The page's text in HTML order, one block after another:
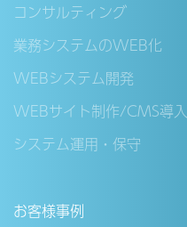
コンサルティング
業務システムのWEB化
WEBシステム開発
WEBサイト制作/CMS導入
システム運用・保守
お客様事例